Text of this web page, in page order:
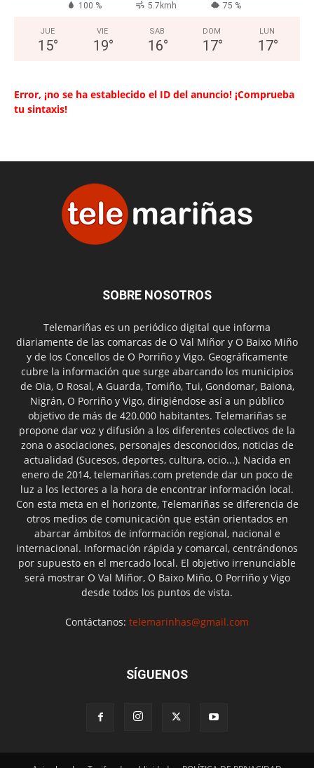
100 % 5.7kmh 75 %
JUE
15°
VIE
19°
SAB
16°
DOM
17°
LUN
17°
Error, ¡no se ha establecido el ID del anuncio! ¡Comprueba
tu sintaxis!
SOBRE NOSOTROS
Telemariñas es un periódico digital que informa
diariamente de las comarcas de O Val Miñor y O Baixo Miño
y de los Concellos de O Porriño y Vigo. Geográficamente
cubre la información que surge abarcando los municipios
de Oia, O Rosal, A Guarda, Tomiño, Tui, Gondomar, Baiona,
Nigrán, O Porriño y Vigo, dirigiéndose así a un público
objetivo de más de 420.000 habitantes. Telemariñas se
propone dar voz y difusión a los diferentes colectivos de la
zona o asociaciones, personajes desconocidos, noticias de
actualidad (Sucesos, deportes, cultura, ocio...). Nacida en
enero de 2014, telemariñas.com pretende dar un poco de
luz a los lectores a la hora de encontrar información local.
Con esta meta en el horizonte, Telemariñas se diferencia de
otros medios de comunicación que están orientados en
abarcar ámbitos de información regional, nacional e
internacional. Información rápida y comarcal, centrándonos
por supuesto en el mercado local. El objetivo irrenunciable
será mostrar O Val Miñor, O Baixo Miño, O Porriño y Vigo
desde todos los puntos de vista.
Contáctanos: telemarinhas@gmail.com
SÍGUENOS